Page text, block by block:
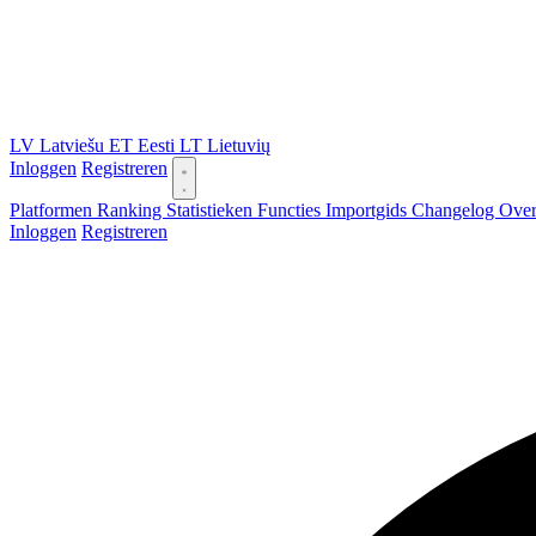
LV Latviešu ET Eesti LT Lietuvių
Inloggen Registreren
Platformen Ranking Statistieken Functies Importgids Changelog Over
Inloggen Registreren